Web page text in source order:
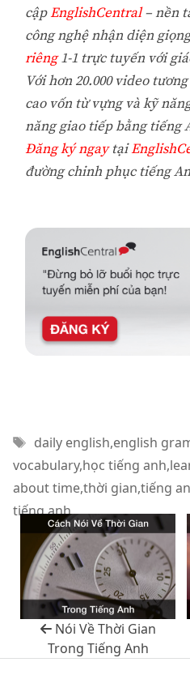
cậpEnglishCentral– nền
công nghệ nhận diện
riêng1-1 trực tuyến với
Với hơn 20.000 video
cao vốn từ vựng và kỹ
năng giao tiếp bằng tiếng
Đăng ký ngaytại
đường chinh phục tiếng
Thẻ
daily english,english
vocabulary,học tiếng anh,
about time,thời gian,tiếng
tiếng anh
Nói Về Thời Gian
Trong Tiếng Anh